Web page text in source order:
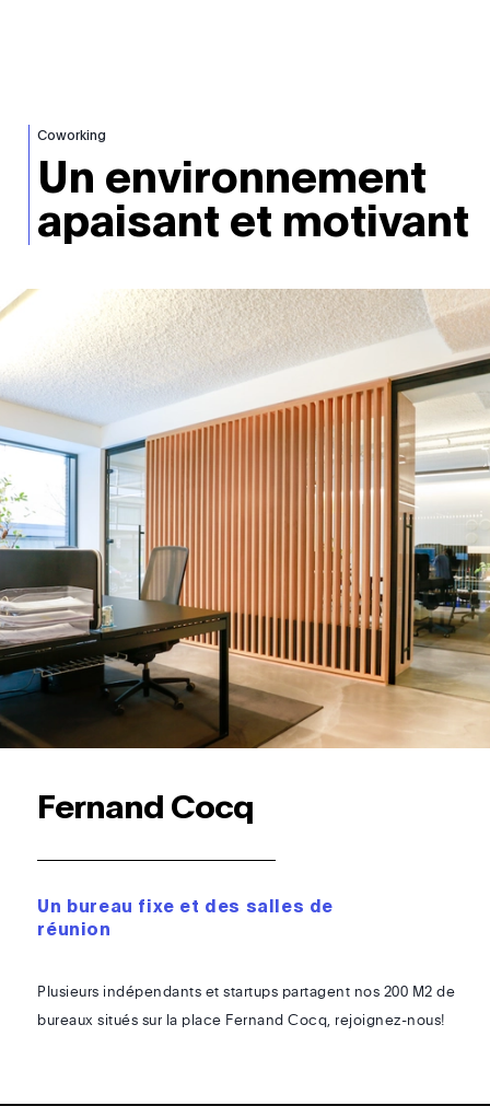
Un environnement
apaisant et motivant
Coworking
Fernand Cocq
Un bureau fixe et des salles de
réunion
Plusieurs indépendants et startups partagent nos 200 M2 de
bureaux situés sur la place Fernand Cocq, rejoignez-nous!